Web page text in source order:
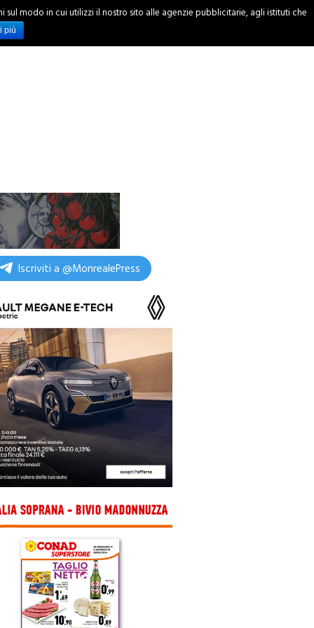
INCHIESTE
Iscriviti a @MonrealePress
modo in cui utilizzi il nostro sito alle agenzie pubblicitarie, agli istituti che
più